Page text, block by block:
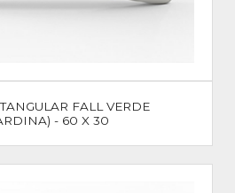
FALL VERDE
- 60 X 30